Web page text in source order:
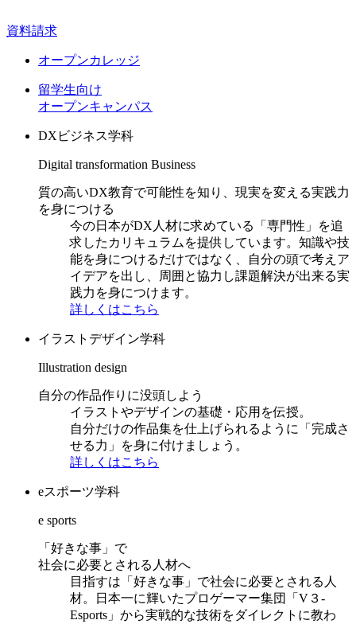
資料請求
オープンカレッジ
留学生向け
オープンキャンパス
DXビジネス学科
Digital transformation Business
質の高いDX教育で可能性を知り、現実を変える実践力
を身につける
今の日本がDX人材に求めている「専門性」を追
求したカリキュラムを提供しています。知識や技
能を身につけるだけではなく、自分の頭で考えア
イデアを出し、周囲と協力し課題解決が出来る実
践力を身につけます。
詳しくはこちら
イラストデザイン学科
Illustration design
自分の作品作りに没頭しよう
イラストやデザインの基礎・応用を伝授。
自分だけの作品集を仕上げられるように「完成さ
せる力」を身に付けましょう。
詳しくはこちら
eスポーツ学科
e sports
「好きな事」で
社会に必要とされる人材へ
目指すは「好きな事」で社会に必要とされる人
材。日本一に輝いたプロゲーマー集団「V３-
Esports」から実戦的な技術をダイレクトに教わ